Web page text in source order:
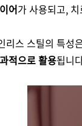
어가 사용되고,
리스 스틸의 특성
적으로 활용됩니